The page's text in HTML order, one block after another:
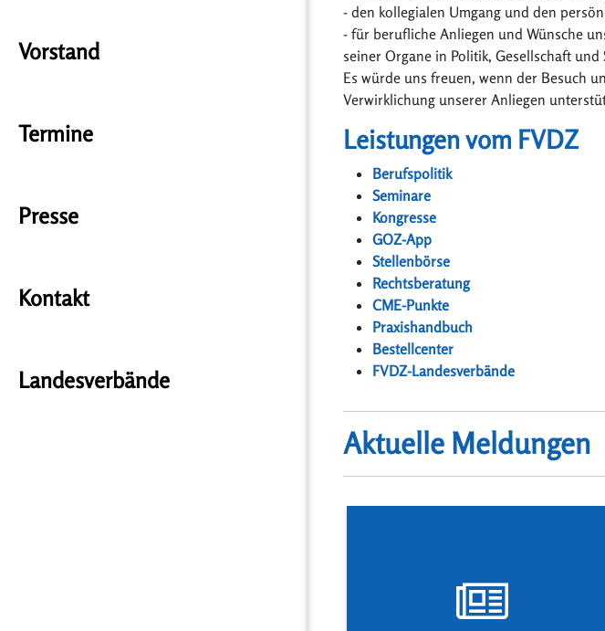
Vorstand
Termine
Presse
Kontakt
Landesverbände
- den kollegialen Umgang und den
- für berufliche Anliegen und Wünsche
seiner Organe in Politik, Gesellschaft
Es würde uns freuen, wenn der Besuch
Verwirklichung unserer Anliegen
Leistungen vom FVDZ
Berufspolitik
Seminare
Kongresse
GOZ-App
Stellenbörse
Rechtsberatung
CME-Punkte
Praxishandbuch
Bestellcenter
FVDZ-Landesverbände
Aktuelle Meldungen